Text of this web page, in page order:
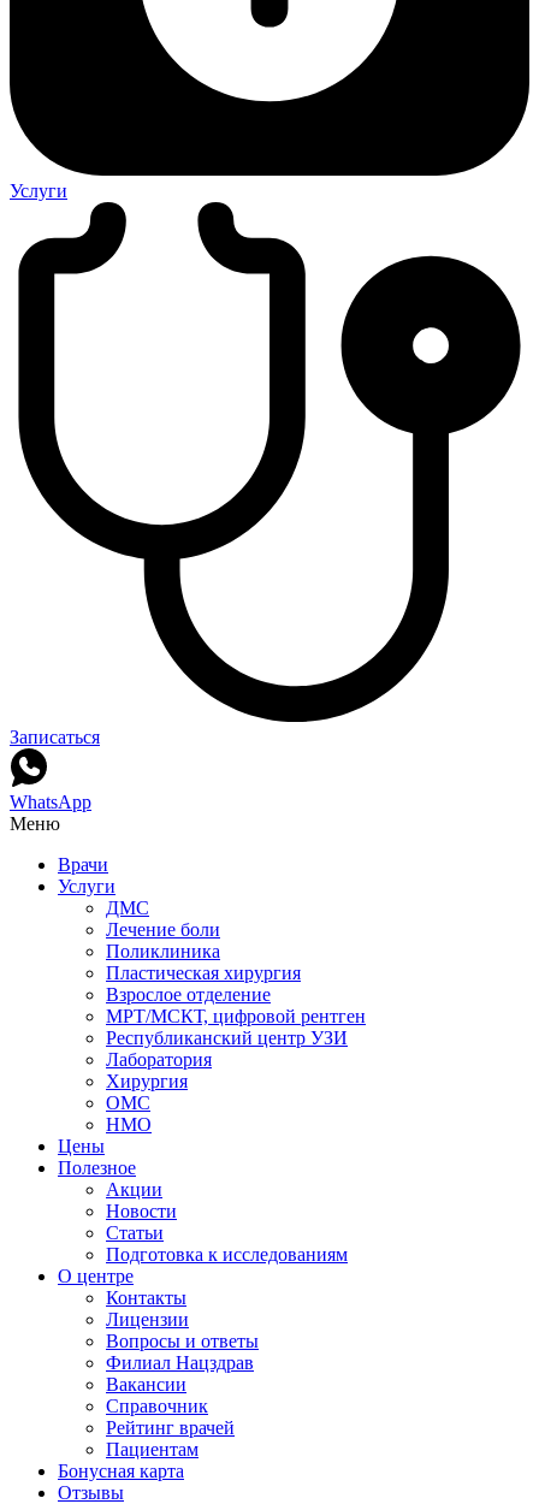
Услуги
Записаться
WhatsApp
Меню
Врачи
Услуги
ДМС
Лечение боли
Поликлиника
Пластическая хирургия
Взрослое отделение
МРТ/МСКТ, цифровой рентген
Республиканский центр УЗИ
Лаборатория
Хирургия
ОМС
НМО
Цены
Полезное
Акции
Новости
Статьи
Подготовка к исследованиям
О центре
Контакты
Лицензии
Вопросы и ответы
Филиал Нацздрав
Вакансии
Справочник
Рейтинг врачей
Пациентам
Бонусная карта
Отзывы